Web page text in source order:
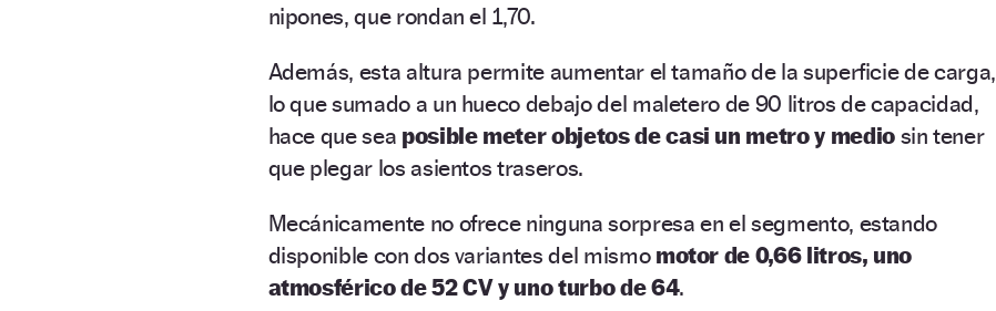
nipones, que rondan el 1,70.
Además, esta altura permite aumentar el tamaño de la superficie de carga,
lo que sumado a un hueco debajo del maletero de 90 litros de capacidad,
hace que sea posible meter objetos de casi un metro y mediosin tener
que plegar los asientos traseros.
Mecánicamente no ofrece ninguna sorpresa en el segmento, estando
disponible con dos variantes del mismo motor de 0,66 litros, uno
atmosférico de 52 CV y uno turbo de 64.